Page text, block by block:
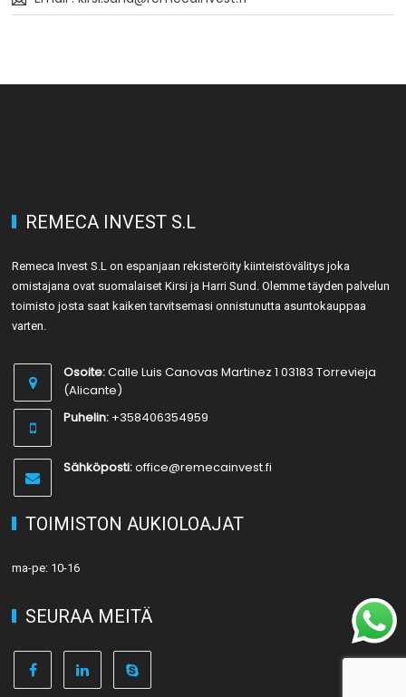
REMECA INVEST S.L
Remeca Invest S.L on espanjaan rekisteröity kiinteistövälitys joka
omistajana ovat suomalaiset Kirsi ja Harri Sund. Olemme täyden palvelun
toimisto josta saat kaiken tarvitsemasi onnistunutta asuntokauppaa
varten.
Osoite:Calle Luis Canovas Martinez 1 03183 Torrevieja
(Alicante)
Puhelin: +358406354959
Sähköposti:office@remecainvest.fi
TOIMISTON AUKIOLOAJAT
ma-pe: 10-16
SEURAA MEITÄ